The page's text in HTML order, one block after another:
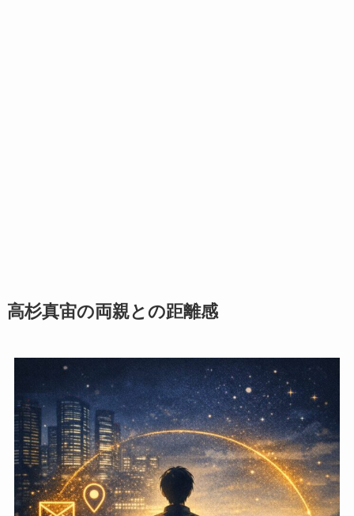
高杉真宙の両親との距離感